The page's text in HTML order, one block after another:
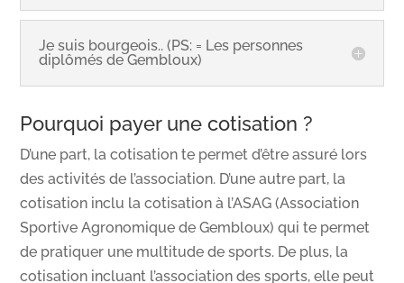
Je suis bourgeois.. (PS: = Les personnes
diplômés de Gembloux)
Pourquoi payer une cotisation ?
D’une part, la cotisation te permet d’être assuré lors
des activités de l’association. D’une autre part, la
cotisation inclu la cotisation à l’ASAG (Association
Sportive Agronomique de Gembloux) qui te permet
de pratiquer une multitude de sports. De plus, la
cotisation incluant l’association des sports, elle peut